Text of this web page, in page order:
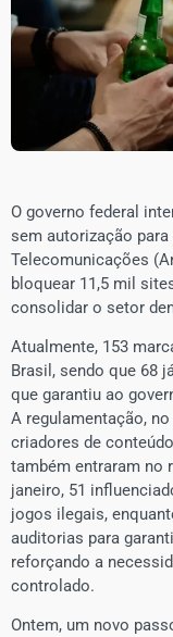
O governo federal
sem autorização
Telecomunicações
bloquear 11,5 mil
consolidar o setor
Atualmente, 153
Brasil, sendo que 68
que garantiu ao
A regulamentação,
criadores de
também entraram no
janeiro, 51
jogos ilegais,
auditorias para
reforçando a
controlado.
Ontem, um novo